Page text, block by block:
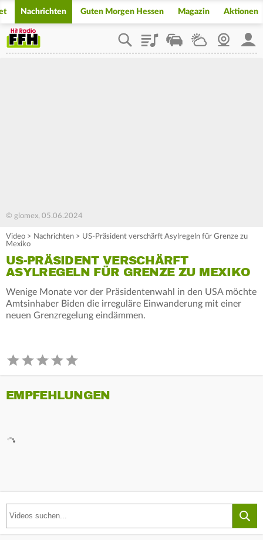
Nachrichten Guten Morgen Hessen Magazin Aktionen
PlaylistStaupilotWetterWebcam
© glomex, 05.06.2024
Video > Nachrichten > US-Präsident verschärft Asylregeln für Grenze zu
Mexiko
US-PRÄSIDENT VERSCHÄRFT
ASYLREGELN FÜR GRENZE ZU MEXIKO
Wenige Monate vor der Präsidentenwahl in den USA möchte
Amtsinhaber Biden die irreguläre Einwanderung mit einer
neuen Grenzregelung eindämmen.
EMPFEHLUNGEN